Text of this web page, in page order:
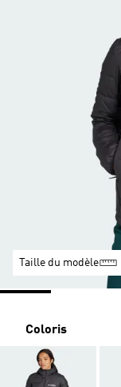
Taille du modèle
Coloris